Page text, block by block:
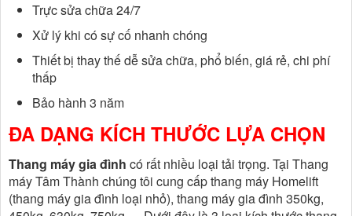
Trực sửa chữa 24/7
Xử lý khi có sự cố nhanh chóng
Thiết bị thay thế dễ sửa chữa, phổ biến, giá rẻ, chi phí
thấp
Bảo hành 3 năm
ĐA DẠNG KÍCH THƯỚC LỰA CHỌN
Thang máy gia đình có rất nhiều loại tải trọng. Tại Thang
máy Tâm Thành chúng tôi cung cấp thang máy Homelift
(thang máy gia đình loại nhỏ), thang máy gia đình 350kg,